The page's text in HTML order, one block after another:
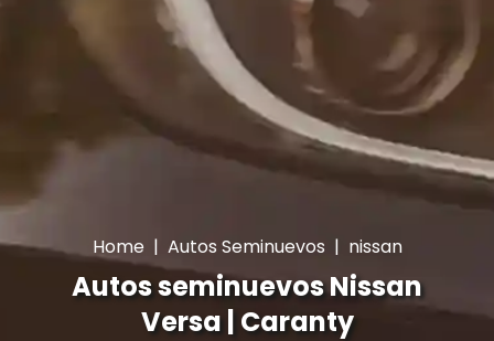
Home | Autos Seminuevos | nissan
Autos seminuevos Nissan
Versa | Caranty